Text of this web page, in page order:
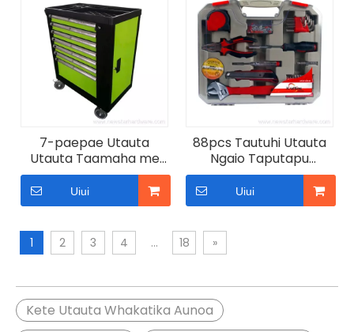
7-paepae Utauta
Utauta Taamaha me
nga Utauta Ringa
Uiui
88pcs Tautuhi Utauta
Ngaio Taputapu
Taputapu Whare
Uiui
1 2 3 4 ... 18 »
Kete Utauta Whakatika Aunoa